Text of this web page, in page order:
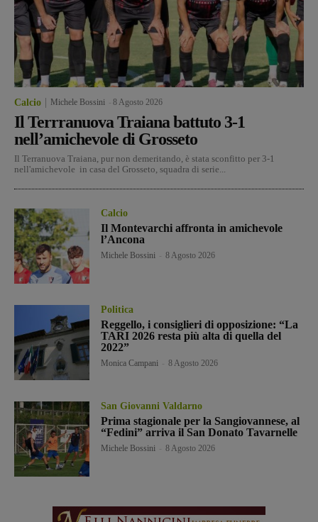
Calcio Michele Bossini 8 Agosto 2026
Il Terrranuova Traiana battuto 3-1
nell’amichevole di Grosseto
Il Terranuova Traiana, pur non demeritando, è stata sconfitto per 3-1
nell'amichevole in casa del Grosseto, squadra di serie...
Calcio
Il Montevarchi affronta in amichevole
l’Ancona
Michele Bossini 8 Agosto 2026
Politica
Reggello, i consiglieri di opposizione: “La
TARI 2026 resta più alta di quella del
2022”
Monica Campani 8 Agosto 2026
San Giovanni Valdarno
Prima stagionale per la Sangiovannese, al
“Fedini” arriva il San Donato Tavarnelle
Michele Bossini 8 Agosto 2026